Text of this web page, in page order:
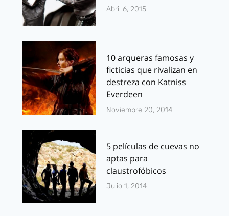
Abril 6, 2015
10 arqueras famosas y
ficticias que rivalizan en
destreza con Katniss
Everdeen
Noviembre 20, 2014
5 películas de cuevas no
aptas para
claustrofóbicos
Julio 1, 2014